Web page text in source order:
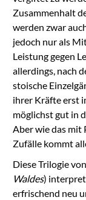
Zusammenhalt
werden zwar
jedoch nur als
Leistung gegen
allerdings, nach
stoische
ihrer Kräfte erst
möglichst gut in
Aber wie das mit
Zufälle kommt
Diese Trilogie
Waldes)
erfrischend neu